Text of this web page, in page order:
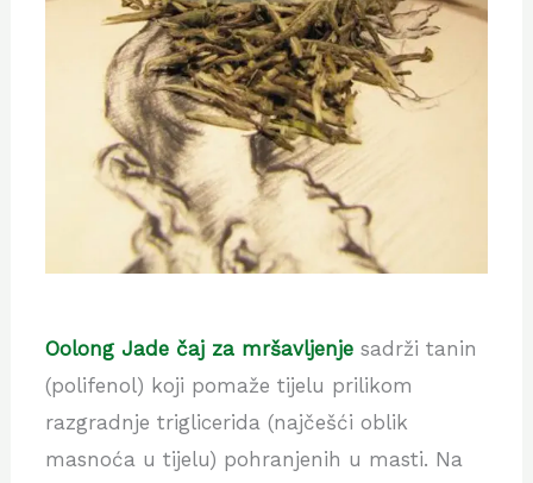
Oolong Jade čaj za mršavljenjesadrži tanin
(polifenol) koji pomaže tijelu prilikom
razgradnje triglicerida (najčešći oblik
masnoća u tijelu) pohranjenih u masti. Na